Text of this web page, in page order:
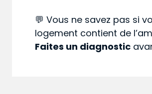
💬 Vous ne savez pas si
logement contient de
Faites un diagnostic